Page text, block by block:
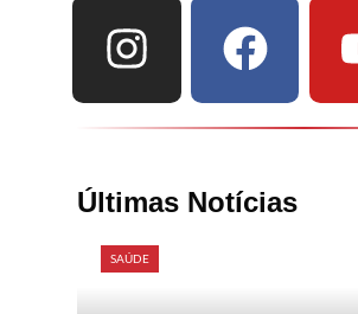
Últimas Notícias
SAÚDE